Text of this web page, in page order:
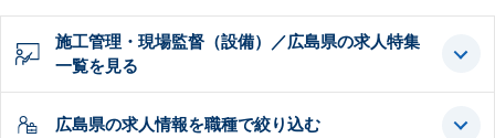
施工管理・現場監督（設備）／広島県の求人特集
一覧を見る
広島県の求人情報を職種で絞り込む